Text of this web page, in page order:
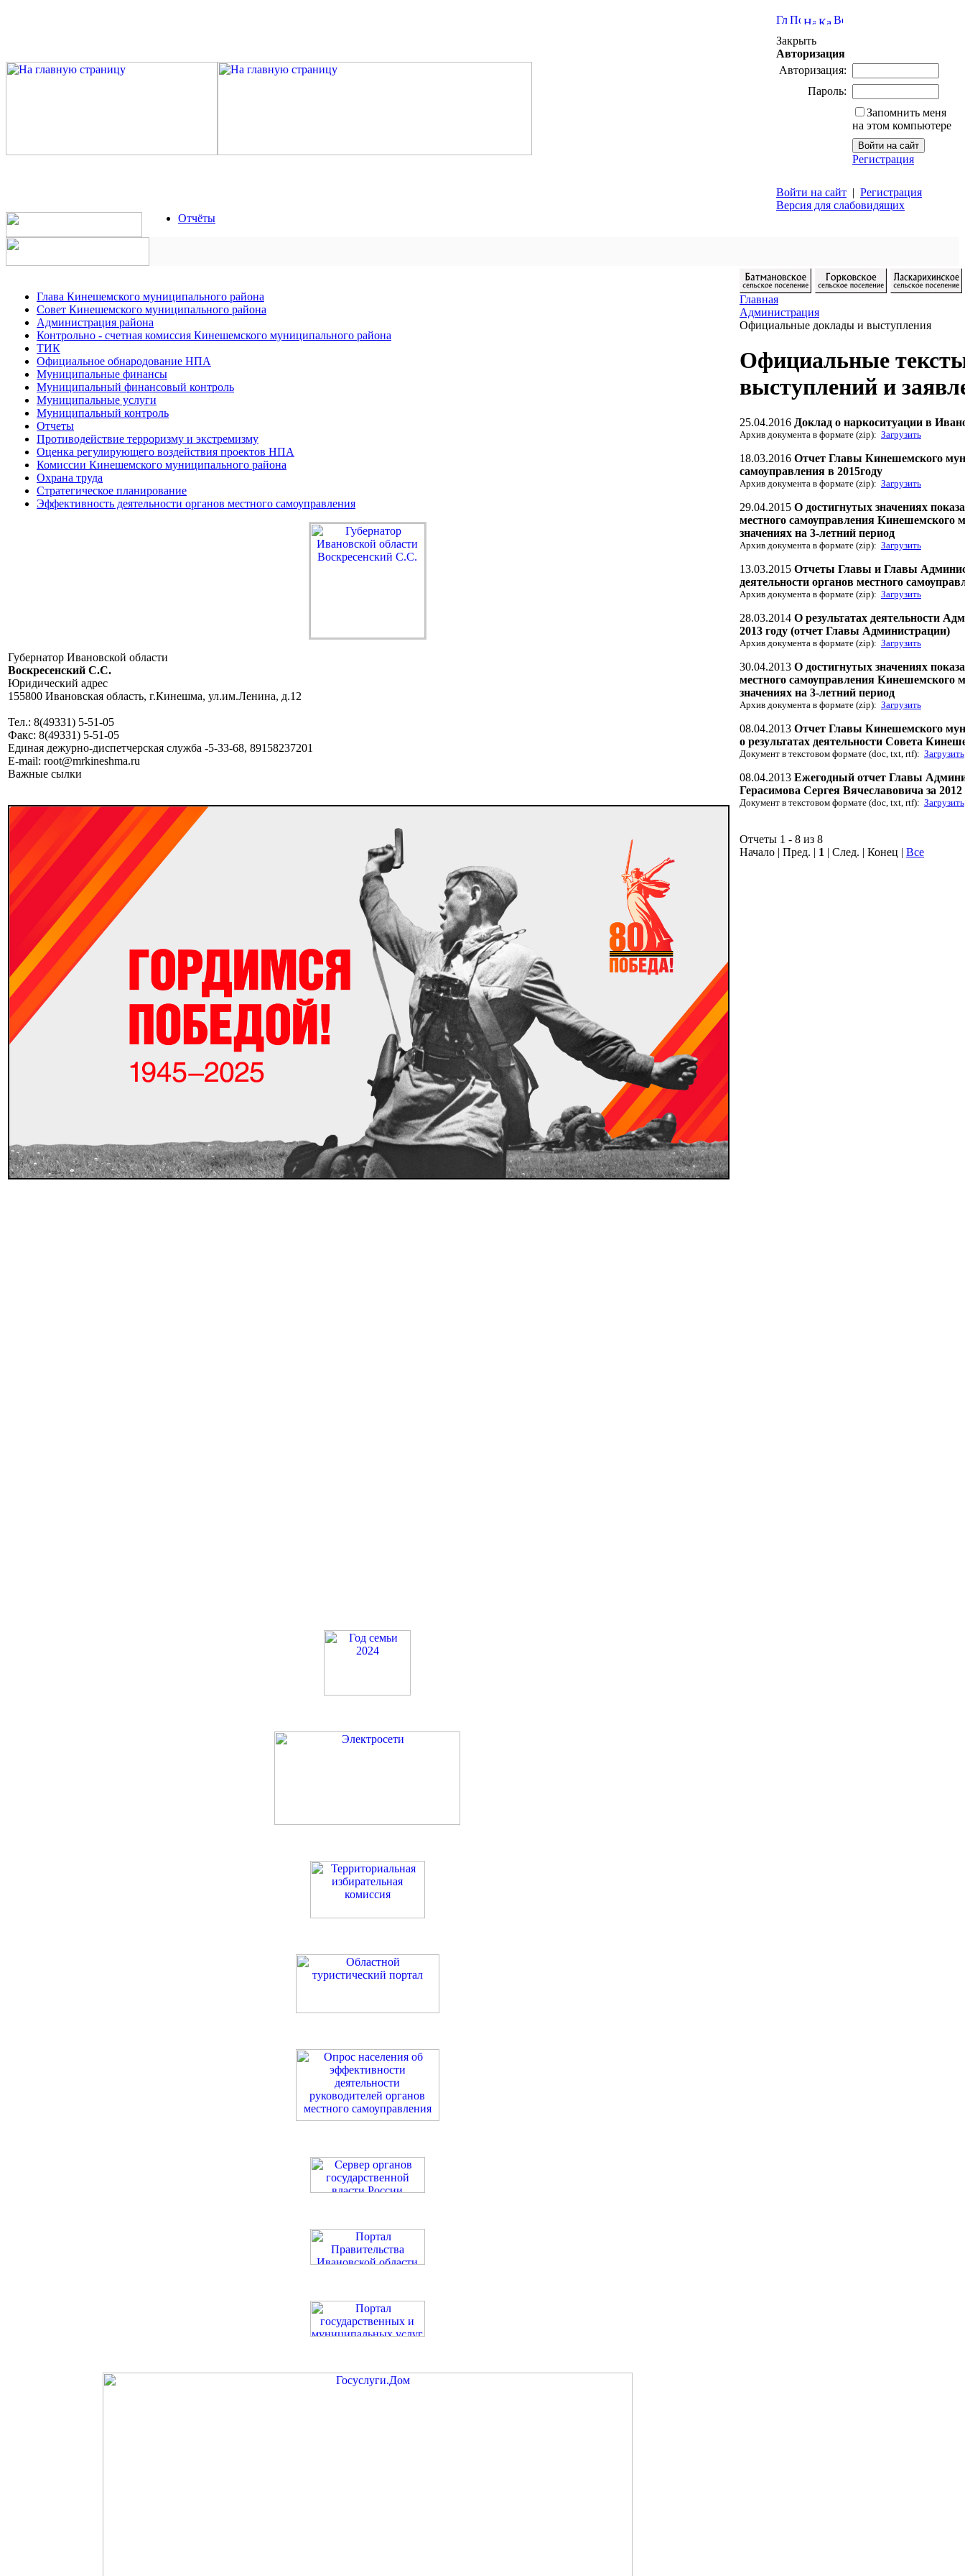
Закрыть
Авторизация
Авторизация:
Пароль:
Запомнить меня
на этом компьютере
Регистрация
Войти на сайт | Регистрация
Версия для слабовидящих
Отчёты
Глава Кинешемского муниципального района
Совет Кинешемского муниципального района
Администрация района
Контрольно - счетная комиссия Кинешемского муниципального района
ТИК
Официальное обнародование НПА
Муниципальные финансы
Муниципальный финансовый контроль
Муниципальные услуги
Муниципальный контроль
Отчеты
Противодействие терроризму и экстремизму
Оценка регулирующего воздействия проектов НПА
Комиссии Кинешемского муниципального района
Охрана труда
Стратегическое планирование
Эффективность деятельности органов местного самоуправления
Губернатор Ивановской области
Воскресенский C.C.
Юридический адрес
155800 Ивановская область, г.Кинешма, ул.им.Ленина, д.12
Тел.: 8(49331) 5-51-05
Факс: 8(49331) 5-51-05
Единая дежурно-диспетчерская служба -5-33-68, 89158237201
E-mail: root@mrkineshma.ru
Важные сылки
Главная
Администрация
Официальные доклады и выступления
Официальные
выступлений и
25.04.2016 Доклад о наркоситуации в
Архив документа в формате (zip): Загрузить
18.03.2016 Отчет Главы Кинешемского
самоуправления в 2015году
Архив документа в формате (zip): Загрузить
29.04.2015 О достигнутых значениях
местного самоуправления Кинешемского
значениях на 3-летний период
Архив документа в формате (zip): Загрузить
13.03.2015 Отчеты Главы и Главы
деятельности органов местного
Архив документа в формате (zip): Загрузить
28.03.2014 О результатах деятельности
2013 году (отчет Главы Администрации)
Архив документа в формате (zip): Загрузить
30.04.2013 О достигнутых значениях
местного самоуправления Кинешемского
значениях на 3-летний период
Архив документа в формате (zip): Загрузить
08.04.2013 Отчет Главы Кинешемского
о результатах деятельности Совета
Документ в текстовом формате (doc, txt, rtf): Загрузить
08.04.2013 Ежегодный отчет Главы
Герасимова Сергея Вячеславовича за 2012
Документ в текстовом формате (doc, txt, rtf): Загрузить
Отчеты 1 - 8 из 8
Начало | Пред. | 1 | След. | Конец | Все